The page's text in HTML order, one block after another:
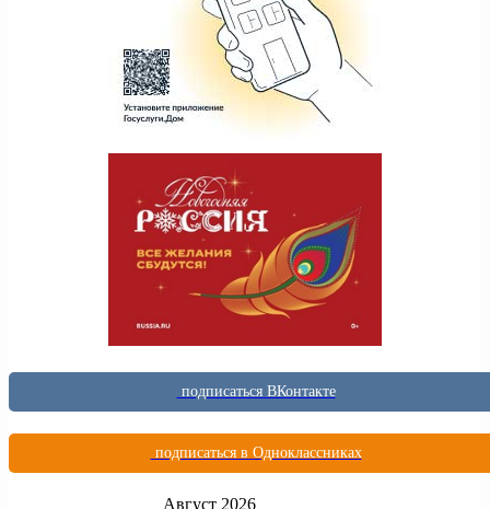
подписаться ВКонтакте
подписаться в Одноклассниках
Август 2026